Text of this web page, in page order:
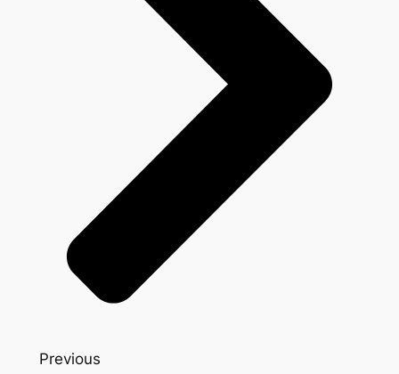
Previous